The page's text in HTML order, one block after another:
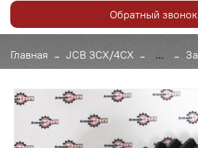
Главная JCB 3CX/4CX ...
Обратный звонок